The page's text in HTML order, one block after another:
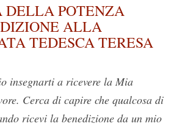
DELLA POTENZA
ALLA
TEDESCA TERESA
insegnarti a ricevere la Mia
Cerca di capire che qualcosa di
ricevi la benedizione da un mio